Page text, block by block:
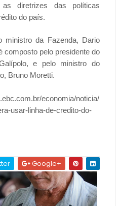
diretrizes das políticas
do país.
ministro da Fazenda, Dario
composto pelo presidente do
e pelo ministro do
Bruno Moretti.
economia/noticia/
usar-linha-de-credito-do-
Google+